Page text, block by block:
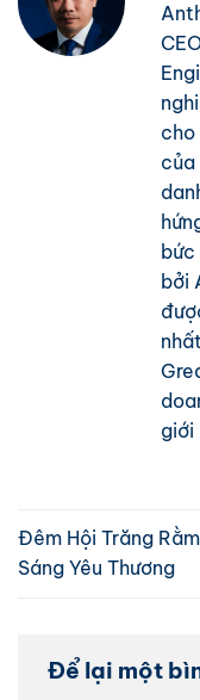
của
bởi
giới
Đêm Hội Trăng
Sáng Yêu Thương
Để lại một